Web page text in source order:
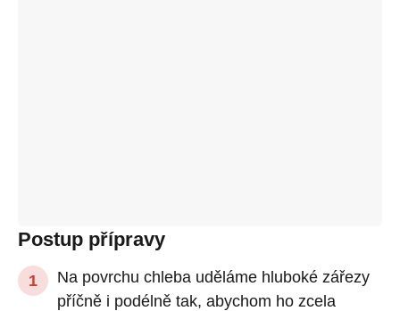
Postup přípravy
Na povrchu chleba uděláme hluboké zářezy
příčně i podélně tak, abychom ho zcela